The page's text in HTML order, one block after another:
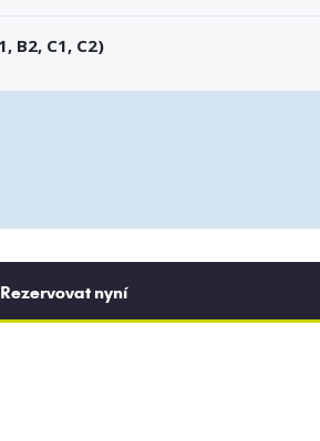
B2, C1, C2)
Rezervovat nyní